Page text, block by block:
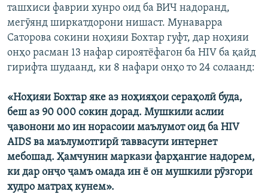
ташхиси фаврии хунро оид ба ВИЧ надоранд,
мегӯянд ширкатдорони нишаст. Мунаварра
Саторова сокини ноҳияи Бохтар гуфт, дар ноҳияи
онҳо расман 13 нафар сироятёфагон ба HIV ба қайд
гирифта шудаанд, ки 8 нафари онҳо то 24 солаанд:
«Ноҳияи Бохтар яке аз ноҳияҳои сераҳолӣ буда,
беш аз 90 000 сокин дорад. Мушкили аслии
ҷавонони мо ин норасоии маълумот оид ба HIV
AIDS ва маълумотгирӣ таввасути интернет
мебошад. Ҳамчунин маркази фарҳангие надорем,
ки дар онҷо ҷамъ омада ин ё он мушкили рӯзгори
худро матраҳ кунем».